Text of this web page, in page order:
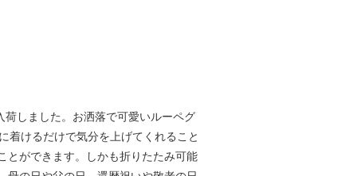
しました。お洒落で可愛いルーペグ
着けるだけで気分を上げてくれること
とができます。しかも折りたたみ可能